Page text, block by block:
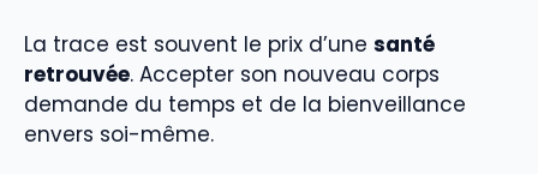
La trace est souvent le prix d’une santé
retrouvée. Accepter son nouveau corps
demande du temps et de la bienveillance
envers soi-même.